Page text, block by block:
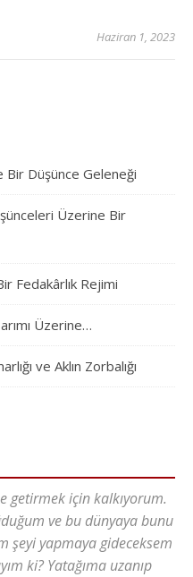
Haziran 1, 2023
Düşünce Geleneği
Üzerine Bir
Fedakârlık Rejimi
Üzerine…
ve Aklın Zorbalığı
getirmek için kalkıyorum.
ve bu dünyaya bunu
şeyi yapmaya gideceksem
ki? Yatağıma uzanıp